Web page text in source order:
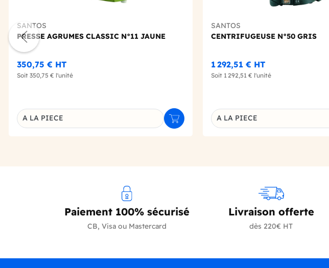
SANTOS
PRESSE AGRUMES CLASSIC N°11 JAUNE
350,75 € HT
Soit 350,75 € l'unité
Déclinaison du produit
A LA PIECE Ajouter au panier
SANTOS
CENTRIFUGEUSE N°50 GRIS
1 292,51 € HT
Soit 1 292,51 € l'unité
Déclinaison du produit
A LA PIECE
Paiement 100% sécurisé
CB, Visa ou Mastercard
Livraison offerte
dès 220€ HT